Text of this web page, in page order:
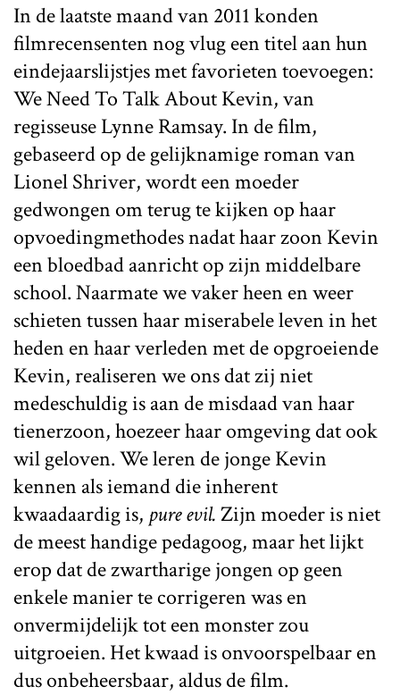
In de laatste maand van 2011 konden
filmrecensenten nog vlug een titel aan hun
eindejaarslijstjes met favorieten toevoegen:
We Need To Talk About Kevin, van
regisseuse Lynne Ramsay. In de film,
gebaseerd op de gelijknamige roman van
Lionel Shriver, wordt een moeder
gedwongen om terug te kijken op haar
opvoedingmethodes nadat haar zoon Kevin
een bloedbad aanricht op zijn middelbare
school. Naarmate we vaker heen en weer
schieten tussen haar miserabele leven in het
heden en haar verleden met de opgroeiende
Kevin, realiseren we ons dat zij niet
medeschuldig is aan de misdaad van haar
tienerzoon, hoezeer haar omgeving dat ook
wil geloven. We leren de jonge Kevin
kennen als iemand die inherent
kwaadaardig is, pure evil.Zijn moeder is niet
de meest handige pedagoog, maar het lijkt
erop dat de zwartharige jongen op geen
enkele manier te corrigeren was en
onvermijdelijk tot een monster zou
uitgroeien. Het kwaad is onvoorspelbaar en
dus onbeheersbaar, aldus de film.